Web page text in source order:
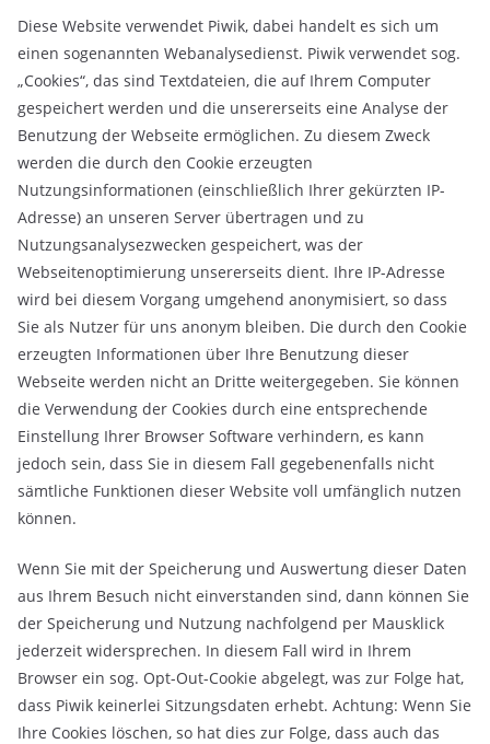
Diese Website verwendet Piwik, dabei handelt es sich um
einen sogenannten Webanalysedienst. Piwik verwendet sog.
„Cookies“, das sind Textdateien, die auf Ihrem Computer
gespeichert werden und die unsererseits eine Analyse der
Benutzung der Webseite ermöglichen. Zu diesem Zweck
werden die durch den Cookie erzeugten
Nutzungsinformationen (einschließlich Ihrer gekürzten IP-
Adresse) an unseren Server übertragen und zu
Nutzungsanalysezwecken gespeichert, was der
Webseitenoptimierung unsererseits dient. Ihre IP-Adresse
wird bei diesem Vorgang umge­hend anony­mi­siert, so dass
Sie als Nutzer für uns anonym bleiben. Die durch den Cookie
erzeugten Informationen über Ihre Benutzung dieser
Webseite werden nicht an Dritte weitergegeben. Sie können
die Verwendung der Cookies durch eine entsprechende
Einstellung Ihrer Browser Software verhindern, es kann
jedoch sein, dass Sie in diesem Fall gegebenenfalls nicht
sämtliche Funktionen dieser Website voll umfänglich nutzen
können.
Wenn Sie mit der Spei­che­rung und Aus­wer­tung die­ser Daten
aus Ihrem Besuch nicht ein­ver­stan­den sind, dann kön­nen Sie
der Spei­che­rung und Nut­zung nachfolgend per Maus­klick
jederzeit wider­spre­chen. In diesem Fall wird in Ihrem
Browser ein sog. Opt-Out-Cookie abgelegt, was zur Folge hat,
dass Piwik kei­ner­lei Sit­zungs­da­ten erhebt. Achtung: Wenn Sie
Ihre Cookies löschen, so hat dies zur Folge, dass auch das